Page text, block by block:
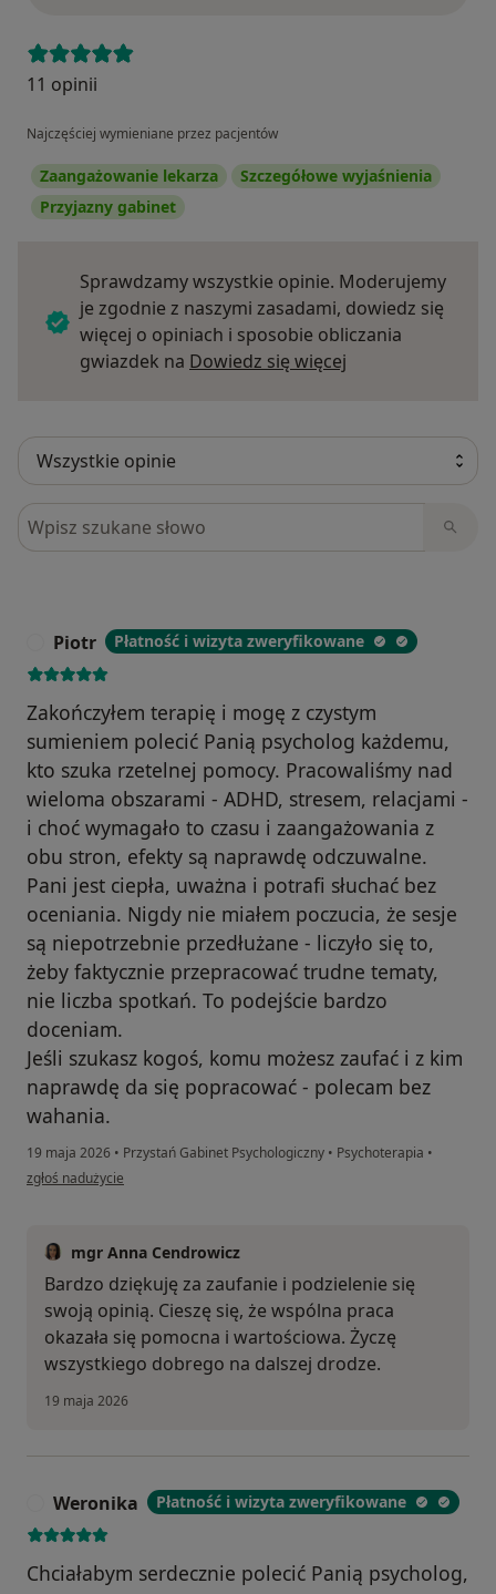
11 opinii
Najczęściej wymieniane przez pacjentów
Zaangażowanie lekarza
Szczegółowe wyjaśnienia
Przyjazny gabinet
Sprawdzamy wszystkie opinie. Moderujemy
je zgodnie z naszymi zasadami, dowiedz się
więcej o opiniach i sposobie obliczania
gwiazdek na Dowiedz się więcej
Szukaj w opiniach
Piotr Płatność i wizyta zweryfikowane
Zakończyłem terapię i mogę z czystym
sumieniem polecić Panią psycholog każdemu,
kto szuka rzetelnej pomocy. Pracowaliśmy nad
wieloma obszarami - ADHD, stresem, relacjami -
i choć wymagało to czasu i zaangażowania z
obu stron, efekty są naprawdę odczuwalne.
Pani jest ciepła, uważna i potrafi słuchać bez
oceniania. Nigdy nie miałem poczucia, że sesje
są niepotrzebnie przedłużane - liczyło się to,
żeby faktycznie przepracować trudne tematy,
nie liczba spotkań. To podejście bardzo
doceniam.
Jeśli szukasz kogoś, komu możesz zaufać i z kim
naprawdę da się popracować - polecam bez
wahania.
19 maja 2026 • Przystań Gabinet Psychologiczny • Psychoterapia •
w opinii użytkownika Piotr
zgłoś nadużycie
mgr Anna Cendrowicz
Bardzo dziękuję za zaufanie i podzielenie się
swoją opinią. Cieszę się, że wspólna praca
okazała się pomocna i wartościowa. Życzę
wszystkiego dobrego na dalszej drodze.
19 maja 2026
Weronika Płatność i wizyta zweryfikowane
Chciałabym serdecznie polecić Panią psycholog,